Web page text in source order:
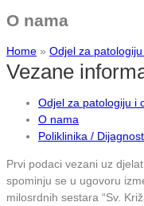
O nama
Home » Odjel za
Vezane
Odjel za patologiju i
O nama
Poliklinika /
Prvi podaci vezani uz
spominju se u ugovoru
milosrdnih sestara “Sv.